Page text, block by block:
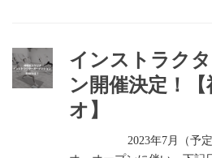
インストラク
ン開催決定！
オ】
2023年7月（予定）